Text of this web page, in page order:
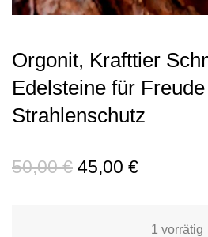
Orgonit, Krafttier
Edelsteine für
Strahlenschutz
50,00€ 45,00 €
1 vorrätig